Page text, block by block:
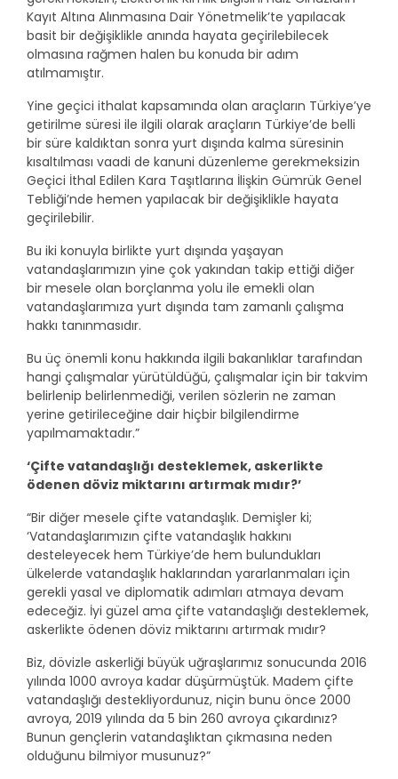
Kayıt Altına Alınmasına Dair Yönetmelik’te yapılacak
basit bir değişiklikle anında hayata geçirilebilecek
olmasına rağmen halen bu konuda bir adım
atılmamıştır.
Yine geçici ithalat kapsamında olan araçların Türkiye’ye
getirilme süresi ile ilgili olarak araçların Türkiye’de belli
bir süre kaldıktan sonra yurt dışında kalma süresinin
kısaltılması vaadi de kanuni düzenleme gerekmeksizin
Geçici İthal Edilen Kara Taşıtlarına İlişkin Gümrük Genel
Tebliği’nde hemen yapılacak bir değişiklikle hayata
geçirilebilir.
Bu iki konuyla birlikte yurt dışında yaşayan
vatandaşlarımızın yine çok yakından takip ettiği diğer
bir mesele olan borçlanma yolu ile emekli olan
vatandaşlarımıza yurt dışında tam zamanlı çalışma
hakkı tanınmasıdır.
Bu üç önemli konu hakkında ilgili bakanlıklar tarafından
hangi çalışmalar yürütüldüğü, çalışmalar için bir takvim
belirlenip belirlenmediği, verilen sözlerin ne zaman
yerine getirileceğine dair hiçbir bilgilendirme
yapılmamaktadır.”
‘Çifte vatandaşlığı desteklemek, askerlikte
ödenen döviz miktarını artırmak mıdır?’
“Bir diğer mesele çifte vatandaşlık. Demişler ki;
‘Vatandaşlarımızın çifte vatandaşlık hakkını
desteleyecek hem Türkiye’de hem bulundukları
ülkelerde vatandaşlık haklarından yararlanmaları için
gerekli yasal ve diplomatik adımları atmaya devam
edeceğiz. İyi güzel ama çifte vatandaşlığı desteklemek,
askerlikte ödenen döviz miktarını artırmak mıdır?
Biz, dövizle askerliği büyük uğraşlarımız sonucunda 2016
yılında 1000 avroya kadar düşürmüştük. Madem çifte
vatandaşlığı destekliyordunuz, niçin bunu önce 2000
avroya, 2019 yılında da 5 bin 260 avroya çıkardınız?
Bunun gençlerin vatandaşlıktan çıkmasına neden
olduğunu bilmiyor musunuz?”